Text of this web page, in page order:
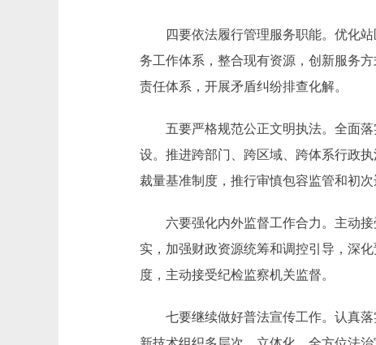
四要依法履行管理服务职能。优化站
务工作体系，整合现有资源，创新服务
责任体系，开展矛盾纠纷排查化解。
五要严格规范公正文明执法。全面落
设。推进跨部门、跨区域、跨体系行政
裁量基准制度，推行审慎包容监管和初次
六要强化内外监督工作合力。主动接
实，加强财政资源统筹和调控引导，深
度，主动接受纪检监察机关监督。
七要继续做好普法宣传工作。认真落